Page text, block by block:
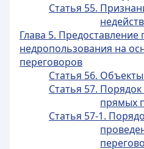
Статья 55.
Глава 5. Предоставление
недропользования на
переговоров
Статья 56.
Статья 57.
прямых
Статья 57-1.